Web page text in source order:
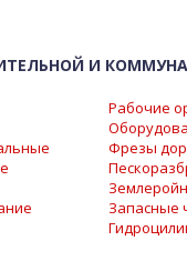
И
Рабочие
Фрезы
Запасные